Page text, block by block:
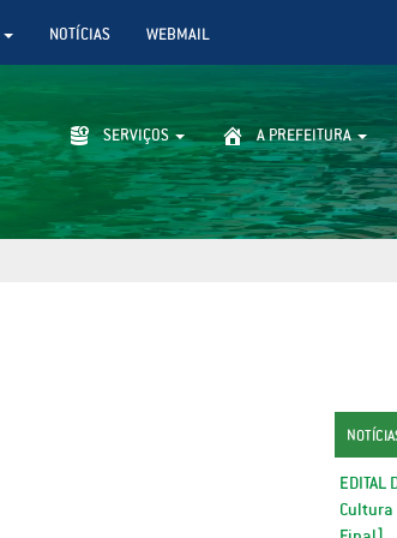
NOTÍCIAS WEBMAIL
SERVIÇOS A PREFEITURA
EDITAL